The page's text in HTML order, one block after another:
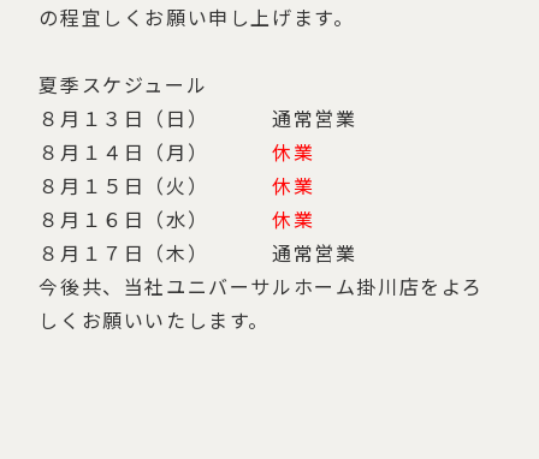
の程宜しくお願い申し上げます。
夏季スケジュール
８月１３日（日） 通常営業
８月１４日（月）休業
８月１５日（火）休業
８月１６日（水）休業
８月１７日（木） 通常営業
今後共、当社ユニバーサルホーム掛川店をよろ
しくお願いいたします。